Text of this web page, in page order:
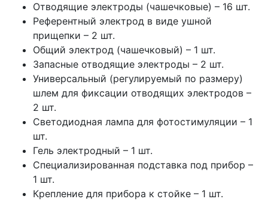
Отводящие электроды (чашечковые) – 16 шт.
Референтный электрод в виде ушной
прищепки – 2 шт.
Общий электрод (чашечковый) – 1 шт.
Запасные отводящие электроды – 2 шт.
Универсальный (регулируемый по размеру)
шлем для фиксации отводящих электродов –
2 шт.
Светодиодная лампа для фотостимуляции – 1
шт.
Гель электродный – 1 шт.
Специализированная подставка под прибор –
1 шт.
Крепление для прибора к стойке – 1 шт.